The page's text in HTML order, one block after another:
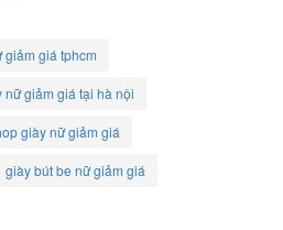
giảm giá tphcm
nữ giảm giá tại hà nội
giày nữ giảm giá
giày bút be nữ giảm giá